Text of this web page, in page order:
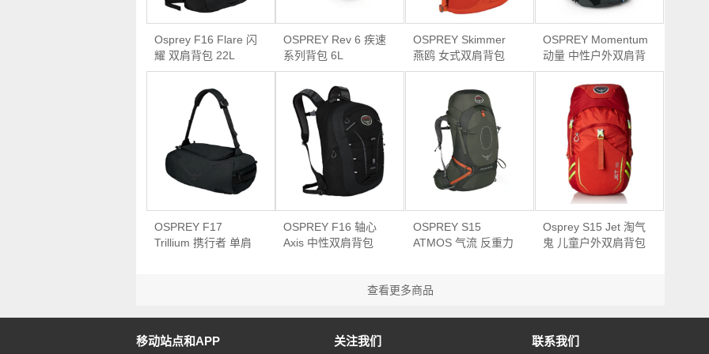
Osprey F16 Flare 闪
耀 双肩背包 22L
OSPREY Rev 6 疾速
系列背包 6L
OSPREY Skimmer
燕鸥 女式双肩背包
16L
OSPREY Momentum
动量 中性户外双肩背
包 26升 2016款
OSPREY F17
Trillium 携行者 单肩
OSPREY F16 轴心
Axis 中性双肩背包
OSPREY S15
ATMOS 气流 反重力
Osprey S15 Jet 淘气
鬼 儿童户外双肩背包
查看更多商品
移动站点和APP 关注我们 联系我们